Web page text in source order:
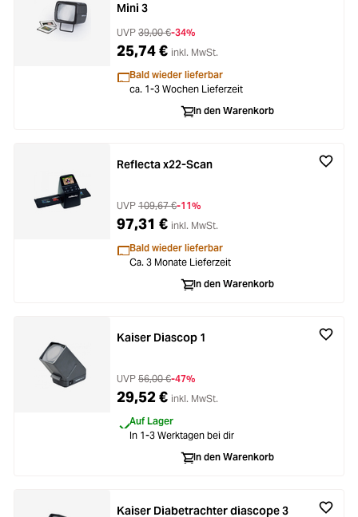
Mini 3
UVP 39,00 €-34%
25,74 € inkl. MwSt.
Bald wieder lieferbar
ca. 1-3 Wochen Lieferzeit
In den Warenkorb
Reflecta x22-Scan
UVP 109,67 €-11%
97,31 € inkl. MwSt.
Bald wieder lieferbar
Ca. 3 Monate Lieferzeit
In den Warenkorb
Kaiser Diascop 1
UVP 56,00 €-47%
29,52 € inkl. MwSt.
Auf Lager
In 1-3 Werktagen bei dir
In den Warenkorb
Kaiser Diabetrachter diascope 3